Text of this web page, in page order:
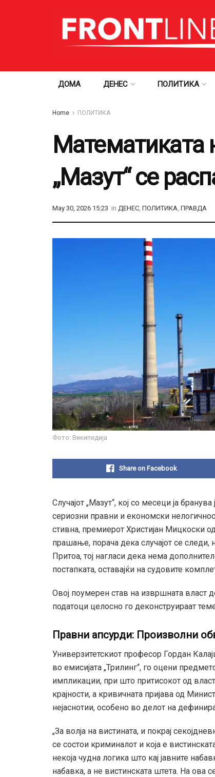
ДОМА ДЕНЕС ПОЛИТИКА
Home ПОЛИТИКА
Математиката
„Мазут“ се
May 30, 2026 15:23 in ДЕНЕС, ПОЛИТИКА, ПРАВДА
Фото: Википедија
Share on Facebook
Случајот „Мазут“, кој со месеци ја
сериозни правни и економски
стивна, премиерот Христијан Мицкоски
прашање, порача дека случајот се
Притоа, тој нагласи дека нема
постапката, оставајќи на судовите
Овој поумерен став на извршната власт
податоци целосно го деконструираат
Правни апсурди: Произволни
Универзитетскиот професор Гордан
во емисијата „Трилинг“, го оцени
импликации, при што притисокот од
крајности, а кривичната пријава од
нејаснотии, особено во делот на
„За волја на вистината, и покрај
се состои криминалот и која е
некоја чудна логика што кај јавните
набавка, а не вистинската штета. На